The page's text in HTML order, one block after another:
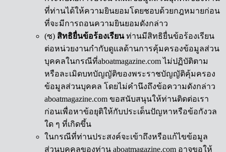
ที่ท่านได้ให้ความยินยอมโดยชอบด้วยกฎหมายก่อน
ที่จะมีการถอนความยินยอมดังกล่าว
(ซ) สิทธิยื่นข้อร้องเรียนท่านมีสิทธิยื่นข้อร้องเรียน
ต่อหน่วยงานกำกับดูแลด้านการคุ้มครองข้อมูลส่วน
บุคคลในกรณีที่aboatmagazine.com ไม่ปฏิบัติตาม
หรือละเมิดบทบัญญัติของพระราชบัญญัติคุ้มครอง
ข้อมูลส่วนบุคคล โดยไม่คำนึงถึงข้อความดังกล่าว
aboatmagazine.com ขอสนับสนุนให้ท่านติดต่อเรา
ก่อนเพื่อหาข้อยุติให้กับประเด็นปัญหาหรือข้อกังวล
ใด ๆ ที่เกิดขึ้น
ในกรณีที่ท่านประสงค์จะเข้าถึงหรือแก้ไขข้อมูล
ส่วนบุคคลของท่าน aboatmagazine.com อาจขอให้